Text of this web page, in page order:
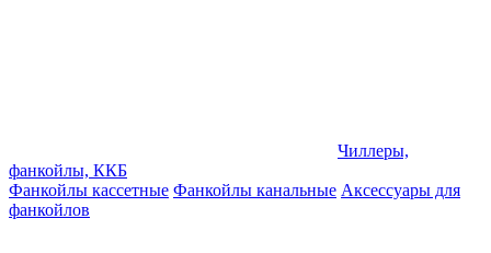
Чиллеры,
фанкойлы, ККБ
Фанкойлы кассетные Фанкойлы канальные Аксессуары для
фанкойлов